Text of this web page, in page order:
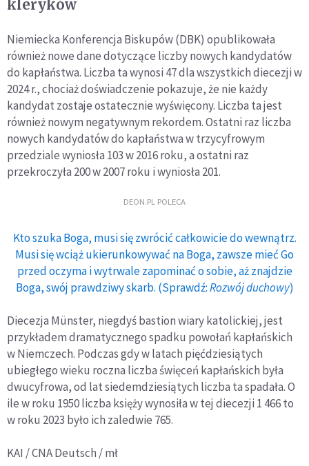
kleryków
Niemiecka Konferencja Biskupów (DBK) opublikowała
również nowe dane dotyczące liczby nowych kandydatów
do kapłaństwa. Liczba ta wynosi 47 dla wszystkich diecezji w
2024 r., chociaż doświadczenie pokazuje, że nie każdy
kandydat zostaje ostatecznie wyświęcony. Liczba ta jest
również nowym negatywnym rekordem. Ostatni raz liczba
nowych kandydatów do kapłaństwa w trzycyfrowym
przedziale wyniosła 103 w 2016 roku, a ostatni raz
przekroczyła 200 w 2007 roku i wyniosła 201.
DEON.PL POLECA
Kto szuka Boga, musi się zwrócić całkowicie do wewnątrz.
Musi się wciąż ukierunkowywać na Boga, zawsze mieć Go
przed oczyma i wytrwale zapominać o sobie, aż znajdzie
Boga, swój prawdziwy skarb. (Sprawdź:Rozwój duchowy)
Diecezja Münster, niegdyś bastion wiary katolickiej, jest
przykładem dramatycznego spadku powołań kapłańskich
w Niemczech. Podczas gdy w latach pięćdziesiątych
ubiegłego wieku roczna liczba święceń kapłańskich była
dwucyfrowa, od lat siedemdziesiątych liczba ta spadała. O
ile w roku 1950 liczba księży wynosiła w tej diecezji 1 466 to
w roku 2023 było ich zaledwie 765.
KAI / CNA Deutsch / mł